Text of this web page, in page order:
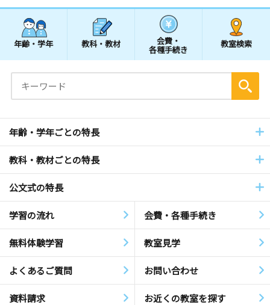
年齢・学年 教科・教材 会費・
各種手続き
教室検索
年齢・学年ごとの特長
教科・教材ごとの特長
公文式の特長
学習の流れ 会費・各種手続き
無料体験学習 教室見学
よくあるご質問 お問い合わせ
資料請求 お近くの教室を探す